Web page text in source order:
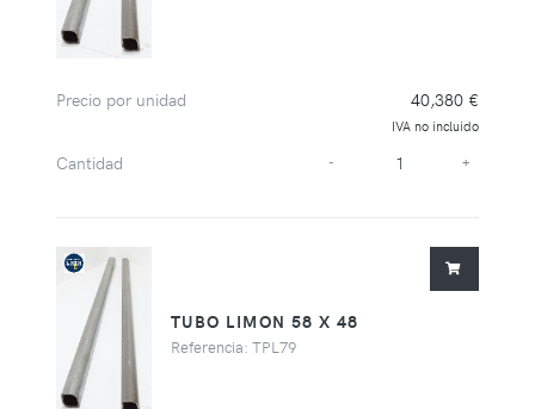
Precio por unidad 40,380 €
IVA no incluido
Cantidad - +
TUBO LIMON 58 X 48
Referencia: TPL79